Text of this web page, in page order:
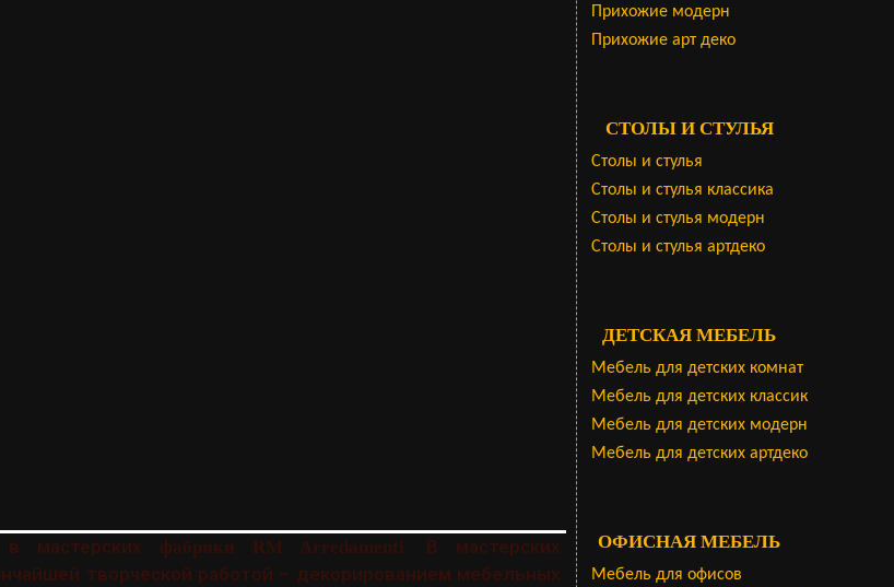
мастерских фабрики RM Arredamenti
. В мастерских
творческой работой – декорированием мебельных
Прихожие модерн
Прихожие арт деко
СТОЛЫ И СТУЛЬЯ
Столы и стулья
Столы и стулья классика
Столы и стулья модерн
Столы и стулья артдеко
ДЕТСКАЯ МЕБЕЛЬ
Мебель для детских комнат
Мебель для детских классик
Мебель для детских модерн
Мебель для детских артдеко
ОФИСНАЯ МЕБЕЛЬ
Мебель для офисов